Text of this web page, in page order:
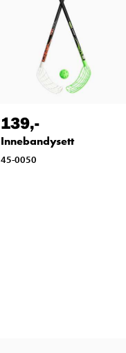
139,-
Innebandysett
45-0050